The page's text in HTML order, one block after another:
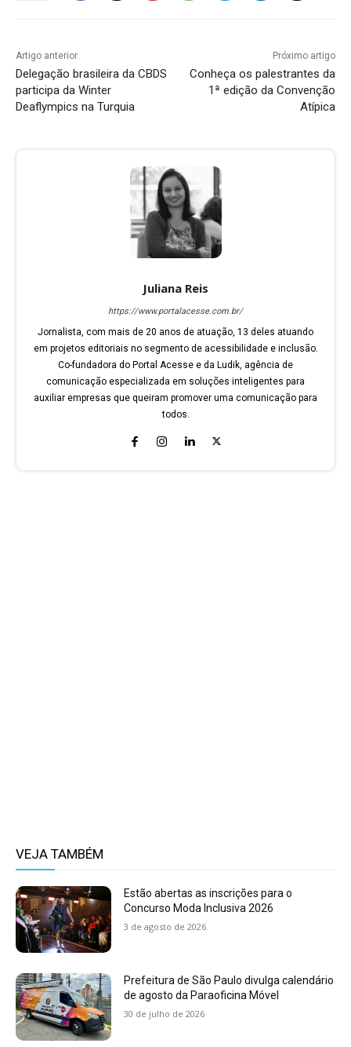
Artigo anterior
Delegação brasileira da CBDS
participa da Winter
Deaflympics na Turquia
Próximo artigo
Conheça os palestrantes da
1ª edição da Convenção
Atípica
Juliana Reis
https://www.portalacesse.com.br/
Jornalista, com mais de 20 anos de atuação, 13 deles atuando
em projetos editoriais no segmento de acessibilidade e inclusão.
Co-fundadora do Portal Acesse e da Ludik, agência de
comunicação especializada em soluções inteligentes para
auxiliar empresas que queiram promover uma comunicação para
todos.
VEJA TAMBÉM
Estão abertas as inscrições para o
Concurso Moda Inclusiva 2026
3 de agosto de 2026
Prefeitura de São Paulo divulga calendário
de agosto da Paraoficina Móvel
30 de julho de 2026